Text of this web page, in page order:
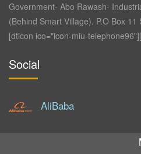
Government- Abo Rawash-
(Behind Smart Village). P.O Box 11
[dticon ico="icon-miu-
Social
AliBaba